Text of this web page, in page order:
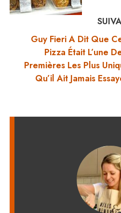
Guy Fieri A Dit Que
Pizza Était L’une
Premières Les Plus
Qu’il Ait Jamais